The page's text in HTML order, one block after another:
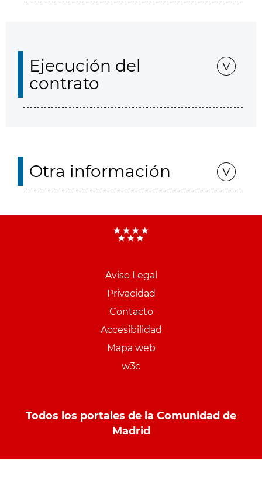
Ejecución del
contrato
Otra información
Aviso Legal
Privacidad
Contacto
Accesibilidad
Mapa web
w3c
Todos los portales de la Comunidad de
Madrid